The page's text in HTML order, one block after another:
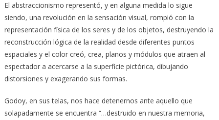
El abstraccionismo representó, y en alguna medida lo sigue
siendo, una revolución en la sensación visual, rompió con la
representación física de los seres y de los objetos, destruyendo la
reconstrucción lógica de la realidad desde diferentes puntos
espaciales y el color creó, crea, planos y módulos que atraen al
espectador a acercarse a la superficie pictórica, dibujando
distorsiones y exagerando sus formas.
Godoy, en sus telas, nos hace detenernos ante aquello que
solapadamente se encuentra “…destruido en nuestra memoria,